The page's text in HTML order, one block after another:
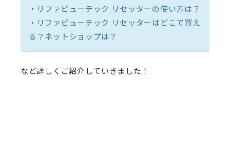
・リファビューテック リセッターの使い方は？
・リファビューテック リセッターはどこで買え
る？ネットショップは？
など詳しくご紹介していきました！